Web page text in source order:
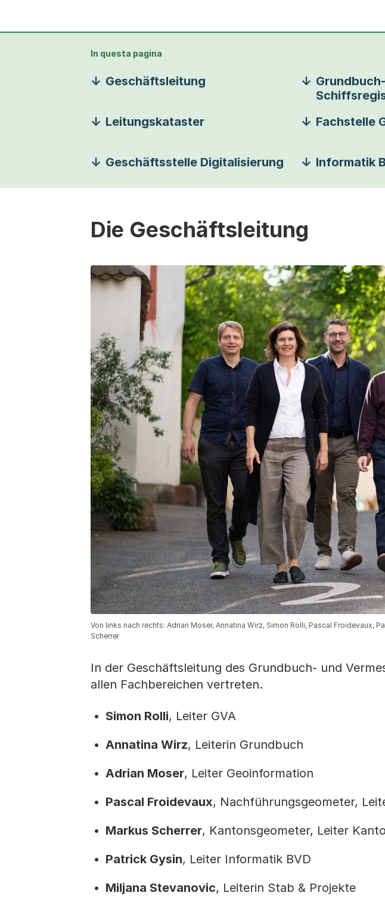
In questa pagina
Geschäftsleitung
Leitungskataster Fachstelle
Geschäftsstelle Digitalisierung
Informatik
Die Geschäftsleitung
Von links nach rechts: Adrian Moser, Annatina Wirz, Simon Rolli, Pascal Froidevaux,
Scherrer
In der Geschäftsleitung des Grundbuch- und
allen Fachbereichen vertreten.
Simon Rolli, Leiter GVA
Annatina Wirz, Leiterin Grundbuch
Adrian Moser, Leiter Geoinformation
Pascal Froidevaux, Nachführungsgeometer,
Markus Scherrer, Kantonsgeometer, Leiter
Patrick Gysin, Leiter Informatik BVD
Miljana Stevanovic, Leiterin Stab & Projekte